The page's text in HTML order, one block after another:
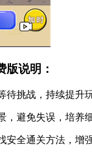
版说明：
待挑战，持续提升
，避免失误，培养
安全通关方法，增